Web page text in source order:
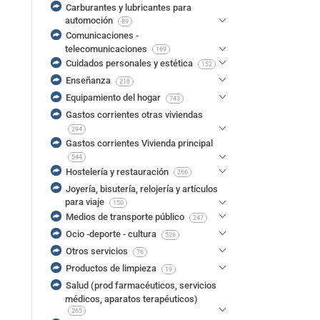
Carburantes y lubricantes para
automoción
89
Comunicaciones -
telecomunicaciones
169
Cuidados personales y estética 152
Enseñanza 218
Equipamiento del hogar 743
Gastos corrientes otras viviendas
294
Gastos corrientes Vivienda principal
544
Hostelería y restauración 266
Joyería, bisutería, relojería y artículos
para viaje
150
Medios de transporte público 247
Ocio -deporte - cultura 526
Otros servicios 76
Productos de limpieza 19
Salud (prod farmacéuticos, servicios
médicos, aparatos terapéuticos)
265